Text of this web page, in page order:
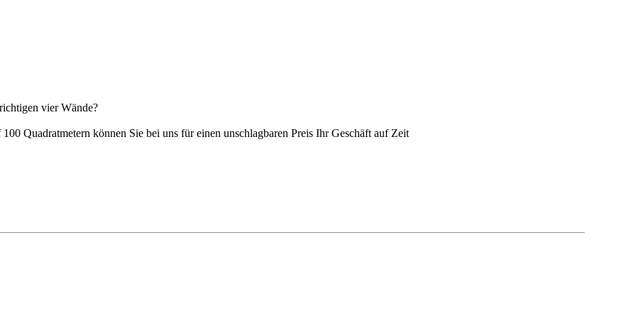
vier Wände?
Quadratmetern können Sie bei uns für einen unschlagbaren Preis Ihr Geschäft auf Zeit